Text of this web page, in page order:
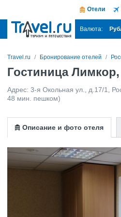
Отели
Валюта:
Travel.ru Бронирование отелей
Гостиница
Адрес: 3-я Окольная ул., д.17/1
48 мин. пешком)
Описание и фото отеля